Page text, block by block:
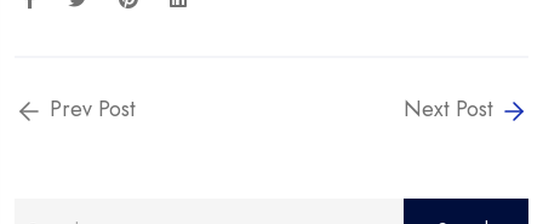
Prev Post Next Post